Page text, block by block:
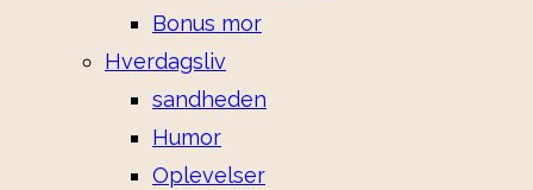
Bonus mor
Hverdagsliv
sandheden
Humor
Oplevelser